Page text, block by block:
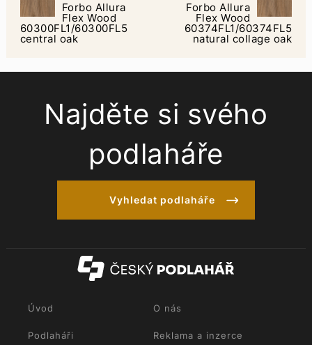
Forbo Allura
Flex Wood
60300FL1/60300FL5
central oak
Forbo Allura
Flex Wood
60374FL1/60374FL5
natural collage oak
Najděte si svého
podlaháře
Vyhledat podlaháře
Úvod O nás
Podlaháři Reklama a inzerce